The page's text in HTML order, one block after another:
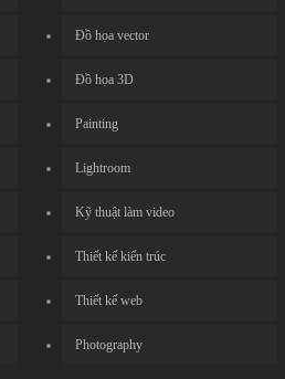
Đồ họa vector
Đồ họa 3D
Painting
Lightroom
Kỹ thuật làm video
Thiết kế kiến trúc
Thiết kế web
Photography